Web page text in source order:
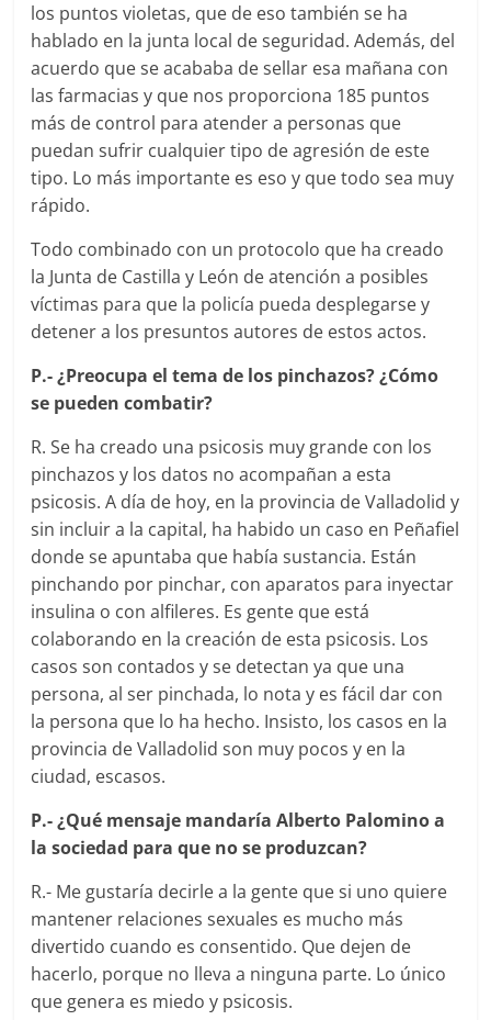
los puntos violetas, que de eso también se ha
hablado en la junta local de seguridad. Además, del
acuerdo que se acababa de sellar esa mañana con
las farmacias y que nos proporciona 185 puntos
más de control para atender a personas que
puedan sufrir cualquier tipo de agresión de este
tipo. Lo más importante es eso y que todo sea muy
rápido.
Todo combinado con un protocolo que ha creado
la Junta de Castilla y León de atención a posibles
víctimas para que la policía pueda desplegarse y
detener a los presuntos autores de estos actos.
P.- ¿Preocupa el tema de los pinchazos? ¿Cómo
se pueden combatir?
R. Se ha creado una psicosis muy grande con los
pinchazos y los datos no acompañan a esta
psicosis. A día de hoy, en la provincia de Valladolid y
sin incluir a la capital, ha habido un caso en Peñafiel
donde se apuntaba que había sustancia. Están
pinchando por pinchar, con aparatos para inyectar
insulina o con alfileres. Es gente que está
colaborando en la creación de esta psicosis. Los
casos son contados y se detectan ya que una
persona, al ser pinchada, lo nota y es fácil dar con
la persona que lo ha hecho. Insisto, los casos en la
provincia de Valladolid son muy pocos y en la
ciudad, escasos.
P.- ¿Qué mensaje mandaría Alberto Palomino a
la sociedad para que no se produzcan?
R.- Me gustaría decirle a la gente que si uno quiere
mantener relaciones sexuales es mucho más
divertido cuando es consentido. Que dejen de
hacerlo, porque no lleva a ninguna parte. Lo único
que genera es miedo y psicosis.